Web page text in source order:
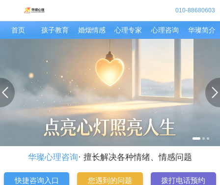
010-88680603
首页 孩子教育 婚烟情感 心理专家 心理咨询 华璨简介
华璨心理咨询· 擅长解决各种情绪、情感问题
快捷咨询入口 您遇到的问题 拨打电话预约